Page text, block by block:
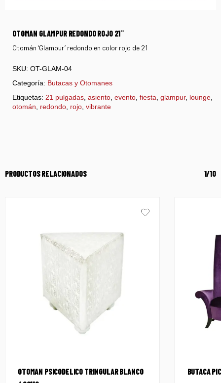
OTOMAN GLAMPUR REDONDO ROJO 21¨
Otomán ‘Glampur’ redondo en color rojo de 21
SKU: OT-GLAM-04
Categoría: Butacas y Otomanes
Etiquetas: 21 pulgadas asiento evento fiesta glampur, lounge
otomán
redondo rojo vibrante
PRODUCTOS RELACIONADOS 1/10
OTOMAN PSICODELICO TRINGULAR BLANCO
BUTACA